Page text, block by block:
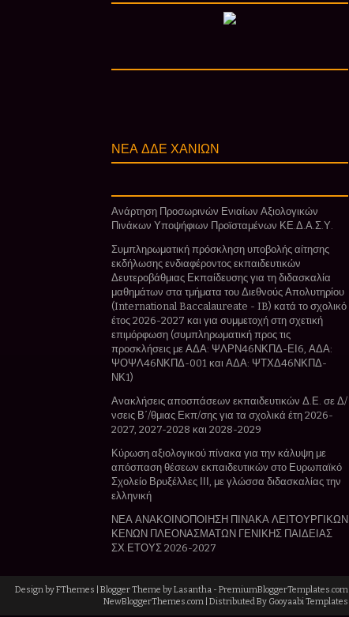
ΝΕΑ ΔΔΕ ΧΑΝΙΩΝ
Ανάρτηση Προσωρινών Ενιαίων Αξιολογικών
Πινάκων Υποψήφιων Προϊσταμένων ΚΕ.Δ.Α.Σ.Υ.
Συμπληρωματική πρόσκληση υποβολής αίτησης
εκδήλωσης ενδιαφέροντος εκπαιδευτικών
Δευτεροβάθμιας Εκπαίδευσης για τη διδασκαλία
μαθημάτων στα τμήματα του Διεθνούς Απολυτηρίου
(International Baccalaureate - IB) κατά το σχολικό
έτος 2026-2027 και για συμμετοχή στη σχετική
επιμόρφωση (συμπληρωματική προς τις
προσκλήσεις με ΑΔΑ: ΨΛΡΝ46ΝΚΠΔ-ΕΙ6, ΑΔΑ:
ΨΟΨΛ46ΝΚΠΔ-001 και ΑΔΑ: ΨΤΧΔ46ΝΚΠΔ-
ΝΚ1)
Ανακλήσεις αποσπάσεων εκπαιδευτικών Δ.Ε. σε Δ/
νσεις Β΄/θμιας Εκπ/σης για τα σχολικά έτη 2026-
2027, 2027-2028 και 2028-2029
Κύρωση αξιολογικού πίνακα για την κάλυψη με
απόσπαση θέσεων εκπαιδευτικών στο Ευρωπαϊκό
Σχολείο Βρυξέλλες ΙΙΙ, με γλώσσα διδασκαλίας την
ελληνική
ΝΕΑ ΑΝΑΚΟΙΝΟΠΟΙΗΣΗ ΠΙΝΑΚΑ ΛΕΙΤΟΥΡΓΙΚΩΝ
ΚΕΝΩΝ ΠΛΕΟΝΑΣΜΑΤΩΝ ΓΕΝΙΚΗΣ ΠΑΙΔΕΙΑΣ
ΣΧ.ΕΤΟΥΣ 2026-2027
Design byFThemes | Blogger Theme byLasantha - PremiumBloggerTemplates.com
NewBloggerThemes.com | Distributed By Gooyaabi Templates